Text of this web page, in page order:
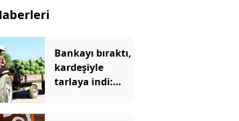
Bankayı bıraktı,
kardeşiyle
tarlaya indi: